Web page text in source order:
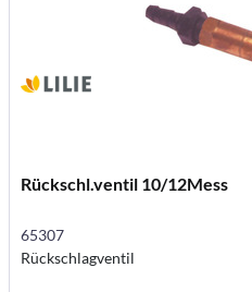
Rückschl.ventil 10/12Mess
65307
Rückschlagventil